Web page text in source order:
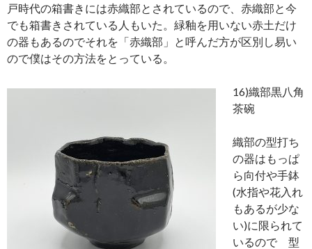
戸時代の箱書きには赤織部とされているので、赤織部と今
でも箱書きされている人もいた。緑釉を用いない赤土だけ
の器もあるのでそれを「赤織部」と呼んだ方が区別し易い
ので僕はその方法をとっている。
16)織部黒八角
茶碗
織部の型打ち
の器はもっぱ
ら向付や手鉢
(水指や花入れ
もあるが少な
い)に限られて
いるので 型